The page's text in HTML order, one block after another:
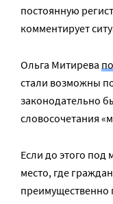
постоянную
комментирует
Ольга Митирева
стали возможны
законодательно
словосочетания
Если до этого под
место, где
преимущественно